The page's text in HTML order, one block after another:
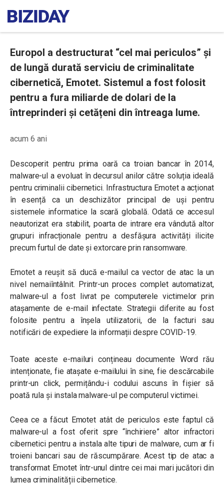
Europol a destructurat “cel mai periculos” și
de lungă durată serviciu de criminalitate
cibernetică, Emotet. Sistemul a fost folosit
pentru a fura miliarde de dolari de la
întreprinderi și cetățeni din întreaga lume.
acum 6 ani
Descoperit pentru prima oară ca troian bancar în 2014,
malware-ul a evoluat în decursul anilor către soluția ideală
pentru criminalii cibernetici. Infrastructura Emotet a acționat
în esență ca un deschizător principal de uși pentru
sistemele informatice la scară globală. Odată ce accesul
neautorizat era stabilit, poarta de intrare era vândută altor
grupuri infracționale pentru a desfășura activități ilicite
precum furtul de date și extorcare prin ransomware.
Emotet a reușit să ducă e-mailul ca vector de atac la un
nivel nemaiîntâlnit. Printr-un proces complet automatizat,
malware-ul a fost livrat pe computerele victimelor prin
atașamente de e-mail infectate. Strategii diferite au fost
folosite pentru a înșela utilizatorii, de la facturi sau
notificări de expediere la informații despre COVID-19.
Toate aceste e-mailuri conțineau documente Word rău
intenționate, fie atașate e-mailului în sine, fie descărcabile
printr-un click, permițându-i codului ascuns în fișier să
poată rula și instala malware-ul pe computerul victimei.
Ceea ce a făcut Emotet atât de periculos este faptul că
malware-ul a fost oferit spre “închiriere” altor infractori
cibernetici pentru a instala alte tipuri de malware, cum ar fi
troieni bancari sau de răscumpărare. Acest tip de atac a
transformat Emotet într-unul dintre cei mai mari jucători din
lumea criminalității cibernetice.